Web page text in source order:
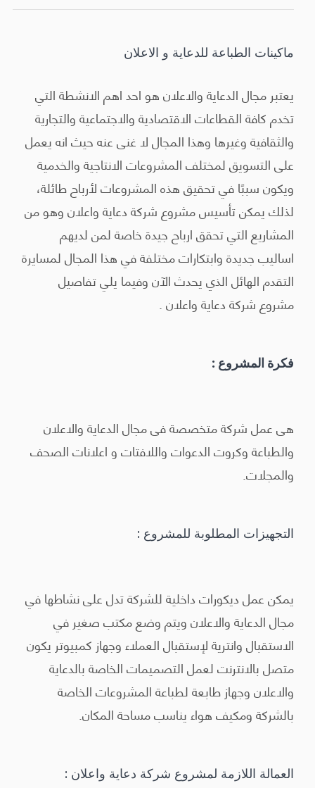
ماكينات الطباعة للدعاية و الاعلان
يعتبر مجال الدعاية والاعلان هو احد اهم الانشطة التي
تخدم كافة القطاعات الاقتصادية والاجتماعية والتجارية
والثقافية وغيرها وهذا المجال لا غنى عنه حيث انه يعمل
على التسويق لمختلف المشروعات الانتاجية والخدمية
ويكون سببًا في تحقيق هذه المشروعات لأرباح طائلة،
لذلك يمكن تأسيس مشروع شركة دعاية واعلان وهو من
المشاريع التي تحقق ارباح جيدة خاصة لمن لديهم
اساليب جديدة وابتكارات مختلفة في هذا المجال لمسايرة
التقدم الهائل الذي يحدث الآن وفيما يلي تفاصيل
مشروع شركة دعاية واعلان .
فكرة المشروع :
هى عمل شركة متخصصة فى مجال الدعاية والاعلان
والطباعة وكروت الدعوات واللافتات و اعلانات الصحف
والمجلات.
التجهيزات المطلوبة للمشروع :
يمكن عمل ديكورات داخلية للشركة تدل على نشاطها في
مجال الدعاية والاعلان ويتم وضع مكتب صغير في
الاستقبال وانترية لإستقبال العملاء وجهاز كمبيوتر يكون
متصل بالانترنت لعمل التصميمات الخاصة بالدعاية
والاعلان وجهاز طابعة لطباعة المشروعات الخاصة
بالشركة ومكيف هواء يناسب مساحة المكان.
العمالة اللازمة لمشروع شركة دعاية واعلان :